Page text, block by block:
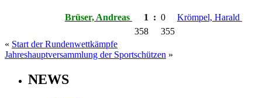
Brüser, Andreas
1 : 0
Krömpel, Harald
358
355
« Start der Rundenwettkämpfe
Jahreshauptversammlung der Sportschützen »
NEWS